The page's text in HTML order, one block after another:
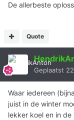
De allerbeste
Quote
Geplaatst
Waar iedereen
juist in de winter
lekker koel en in